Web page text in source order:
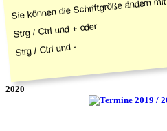
Sie können die Schriftgröße ändern mit
Strg / Ctrl und + oder
Strg / Ctrl und -
2020